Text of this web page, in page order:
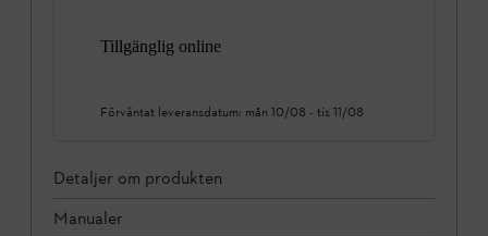
Tillgänglig online
Förväntat leveransdatum: mån 10/08 - tis 11/08
Detaljer om produkten
Manualer